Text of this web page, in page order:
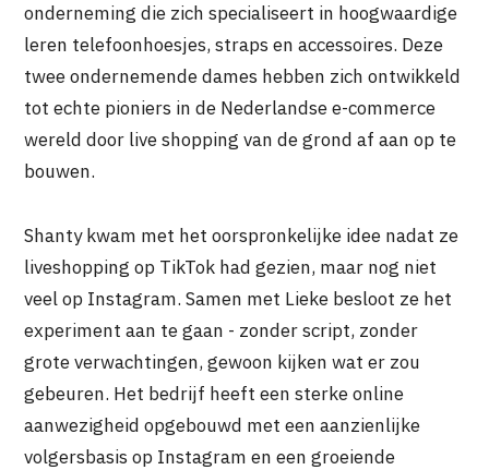
onderneming die zich specialiseert in hoogwaardige
leren telefoonhoesjes, straps en accessoires. Deze
twee ondernemende dames hebben zich ontwikkeld
tot echte pioniers in de Nederlandse e-commerce
wereld door live shopping van de grond af aan op te
bouwen.
Shanty kwam met het oorspronkelijke idee nadat ze
liveshopping op TikTok had gezien, maar nog niet
veel op Instagram. Samen met Lieke besloot ze het
experiment aan te gaan - zonder script, zonder
grote verwachtingen, gewoon kijken wat er zou
gebeuren. Het bedrijf heeft een sterke online
aanwezigheid opgebouwd met een aanzienlijke
volgersbasis op Instagram en een groeiende